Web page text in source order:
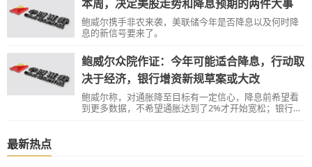
本周，决定美股走势和降息预期的两件大事
鲍威尔携手非农来袭，美联储今年是否降息以及何时降
息的新信号要来了。
鲍威尔众院作证：今年可能适合降息，行动取
决于经济，银行增资新规草案或大改
鲍威尔称，对通胀降至目标有一定信心，降息前希望看
到更多数据，不希望通胀达到了2%才开始宽松；银行资
最新热点